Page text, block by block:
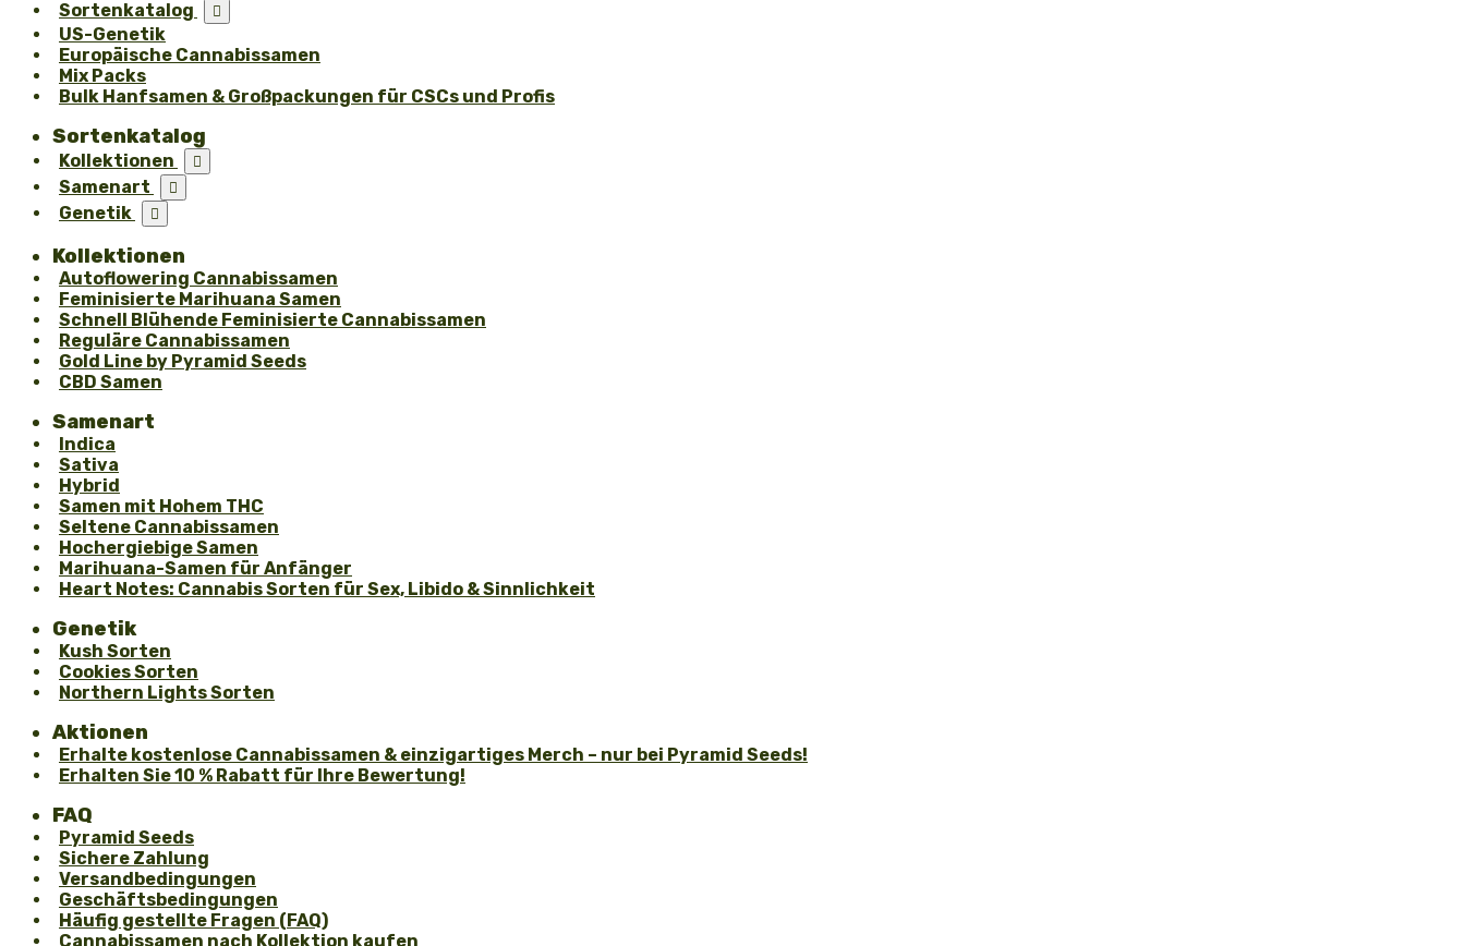
Sortenkatalog 
US-Genetik
Europäische Cannabissamen
Mix Packs
Bulk Hanfsamen & Großpackungen für CSCs und Profis
Sortenkatalog
Kollektionen 
Samenart 
Genetik 
Kollektionen
Autoflowering Cannabissamen
Feminisierte Marihuana Samen
Schnell Blühende Feminisierte Cannabissamen
Reguläre Cannabissamen
Gold Line by Pyramid Seeds
CBD Samen
Samenart
Indica
Sativa
Hybrid
Samen mit Hohem THC
Seltene Cannabissamen
Hochergiebige Samen
Marihuana-Samen für Anfänger
Heart Notes: Cannabis Sorten für Sex, Libido & Sinnlichkeit
Genetik
Kush Sorten
Cookies Sorten
Northern Lights Sorten
Aktionen
Erhalte kostenlose Cannabissamen & einzigartiges Merch – nur bei Pyramid Seeds!
Erhalten Sie 10 % Rabatt für Ihre Bewertung!
FAQ
Pyramid Seeds
Sichere Zahlung
Versandbedingungen
Geschäftsbedingungen
Häufig gestellte Fragen (FAQ)
Cannabissamen nach Kollektion kaufen